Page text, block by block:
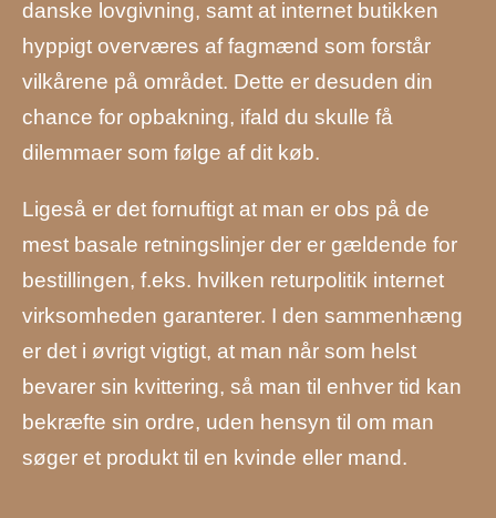
danske lovgivning, samt at internet butikken
hyppigt overværes af fagmænd som forstår
vilkårene på området. Dette er desuden din
chance for opbakning, ifald du skulle få
dilemmaer som følge af dit køb.
Ligeså er det fornuftigt at man er obs på de
mest basale retningslinjer der er gældende for
bestillingen, f.eks. hvilken returpolitik internet
virksomheden garanterer. I den sammenhæng
er det i øvrigt vigtigt, at man når som helst
bevarer sin kvittering, så man til enhver tid kan
bekræfte sin ordre, uden hensyn til om man
søger et produkt til en kvinde eller mand.